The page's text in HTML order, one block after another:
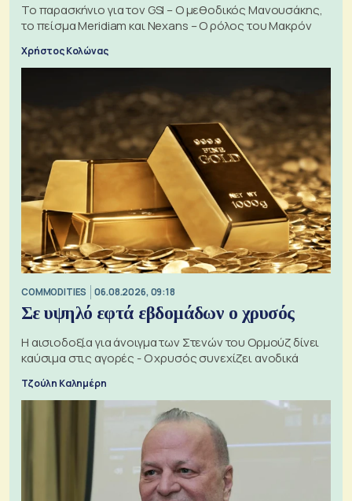
Το παρασκήνιο για τον GSI – Ο μεθοδικός Μανουσάκης,
το πείσμα Meridiam και Nexans – Ο ρόλος του Μακρόν
Χρήστος Κολώνας
COMMODITIES 06.08.2026, 09:18
Σε υψηλό εφτά εβδομάδων ο χρυσός
Η αισιοδοξία για άνοιγμα των Στενών του Ορμούζ δίνει
καύσιμα στις αγορές - Ο χρυσός συνεχίζει ανοδικά
Τζούλη Καλημέρη